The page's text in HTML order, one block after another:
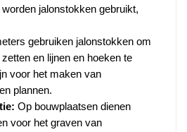
jalonstokken gebruikt,
gebruiken jalonstokken om
en lijnen en hoeken te
voor het maken van
plannen.
Op bouwplaatsen dienen
voor het graven van